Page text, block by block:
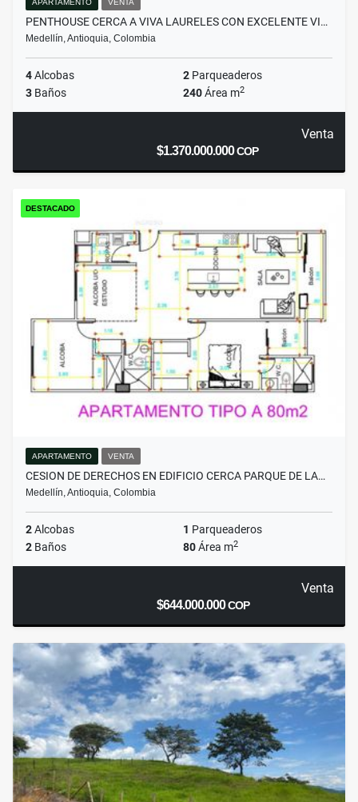
APARTAMENTO VENTA
PENTHOUSE CERCA A VIVA LAURELES CON EXCELENTE VI…
Medellín, Antioquia, Colombia
4Alcobas 2 Parqueaderos
3 Baños 240Área m2
Venta
$1.370.000.000COP
DESTACADO
APARTAMENTO VENTA
CESION DE DERECHOS EN EDIFICIO CERCA PARQUE DE LA…
Medellín, Antioquia, Colombia
2Alcobas 1 Parqueaderos
2 Baños 80Área m2
Venta
$644.000.000COP